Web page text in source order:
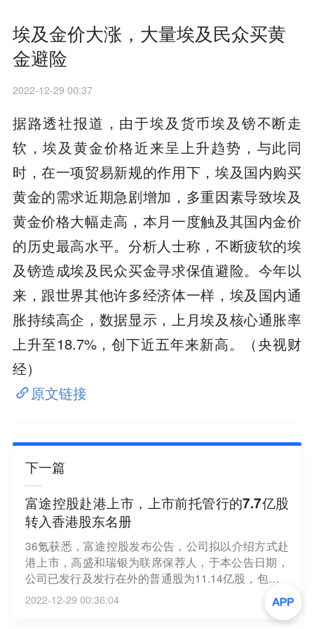
埃及金价大涨，大量埃及民众买黄
金避险
2022-12-29 00:37
据路透社报道，由于埃及货币埃及镑不断走
软，埃及黄金价格近来呈上升趋势，与此同
时，在一项贸易新规的作用下，埃及国内购买
黄金的需求近期急剧增加，多重因素导致埃及
黄金价格大幅走高，本月一度触及其国内金价
的历史最高水平。分析人士称，不断疲软的埃
及镑造成埃及民众买金寻求保值避险。今年以
来，跟世界其他许多经济体一样，埃及国内通
胀持续高企，数据显示，上月埃及核心通胀率
上升至18.7%，创下近五年来新高。（央视财
经）
原文链接
下一篇
富途控股赴港上市，上市前托管行的7.7亿股
转入香港股东名册
36氪获悉，富途控股发布公告，公司拟以介绍方式赴
港上市，高盛和瑞银为联席保荐人，于本公告日期，
公司已发行及发行在外的普通股为11.14亿股，包括7.
34亿股A类普通股及3.81亿股B类普通股（包括相关腾
讯实体持有的1.41亿股B类普通股，该等股份将于紧
2022-12-29 00:36:04